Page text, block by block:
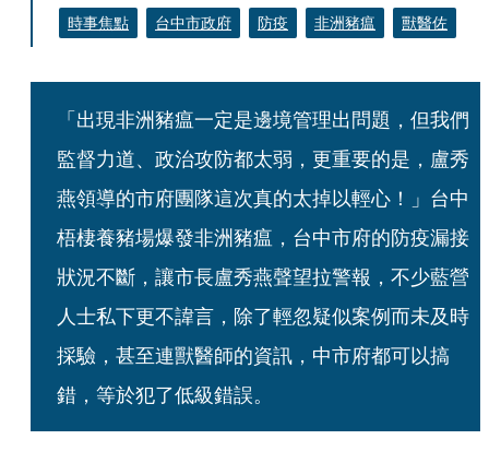
時事焦點
台中市政府 防疫 非洲豬瘟 獸醫佐
「出現非洲豬瘟一定是邊境管理出問題，但我們
監督力道、政治攻防都太弱，更重要的是，盧秀
燕領導的市府團隊這次真的太掉以輕心！」台中
梧棲養豬場爆發非洲豬瘟，台中市府的防疫漏接
狀況不斷，讓市長盧秀燕聲望拉警報，不少藍營
人士私下更不諱言，除了輕忽疑似案例而未及時
採驗，甚至連獸醫師的資訊，中市府都可以搞
錯，等於犯了低級錯誤。